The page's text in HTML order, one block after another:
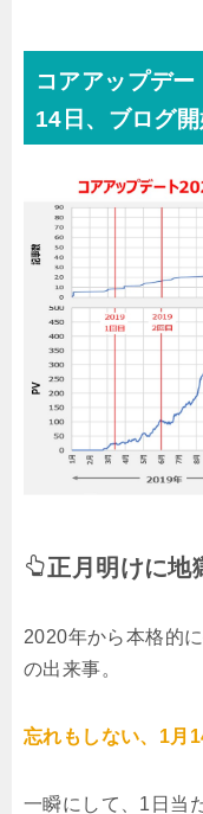
コアアップデ
14日、ブログ開
正月明けに地
2020年から本格的
の出来事。
忘れもしない、1月
一瞬にして、1日当